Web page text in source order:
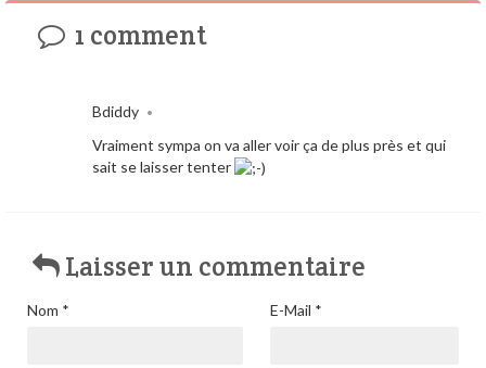
1 comment
Bdiddy •
Vraiment sympa on va aller voir ça de plus près et qui
sait se laisser tenter
Laisser un commentaire
Nom * E-Mail *